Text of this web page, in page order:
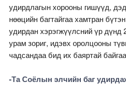
удирдлагын хорооны гишүүд,
нөөцийн багтайгаа хамтран
удирдан хэрэгжүүлсний үр
урам зориг, идэвх оролцооны
чадсандаа бид их баяртай
-Та Соёлын элчийн баг